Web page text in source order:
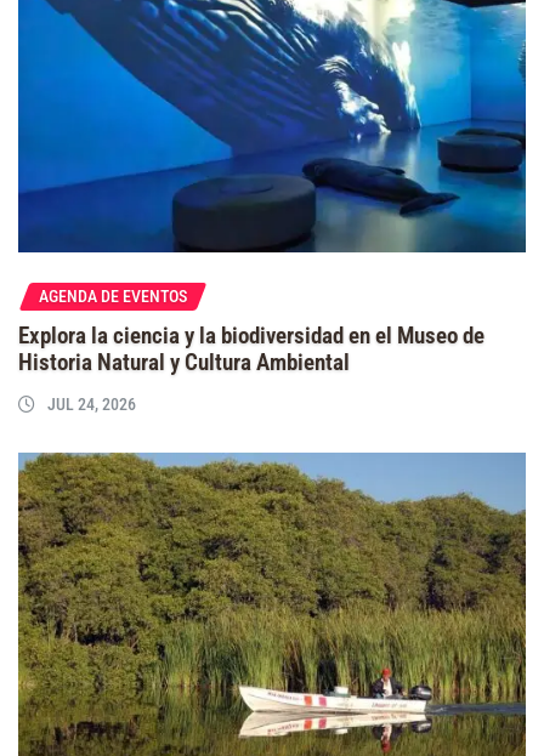
AGENDA DE EVENTOS
Explora la ciencia y la biodiversidad en el Museo de
Historia Natural y Cultura Ambiental
JUL 24, 2026